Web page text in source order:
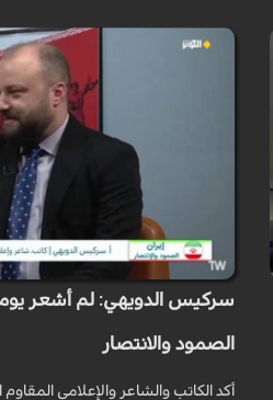
سركيس الدويهي: لم أشعر يوما
الصمود والانتصار
أكد الكاتب والشاعر والإعلامي